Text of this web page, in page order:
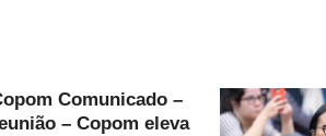
Comunicado –
– Copom eleva